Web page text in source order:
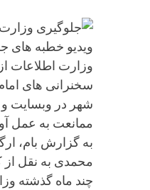
وزارت اطلاعات از
سخنرانی های
شهر در وبسایت
ممانعت به عمل
به گزارش بام،
محمدی به نقل از
چند ماه گذشته